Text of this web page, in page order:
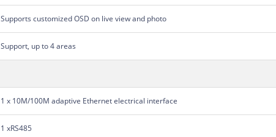
Supports customized OSD on live view and photo
Support, up to 4 areas
1 x 10M/100M adaptive Ethernet electrical interface
1 xRS485